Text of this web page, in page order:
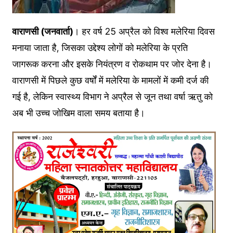
वाराणसी (जनवार्ता) । हर वर्ष 25 अप्रैल को विश्व मलेरिया दिवस
मनाया जाता है, जिसका उद्देश्य लोगों को मलेरिया के प्रति
जागरूक करना और इसके नियंत्रण व रोकथाम पर जोर देना है।
वाराणसी में पिछले कुछ वर्षों में मलेरिया के मामलों में कमी दर्ज की
गई है, लेकिन स्वास्थ्य विभाग ने अप्रैल से जून तथा वर्षा ऋतु को
अब भी उच्च जोखिम वाला समय बताया है।